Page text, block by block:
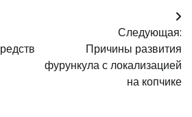
Следующая:
Причины развития
фурункула с локализацией
на копчике